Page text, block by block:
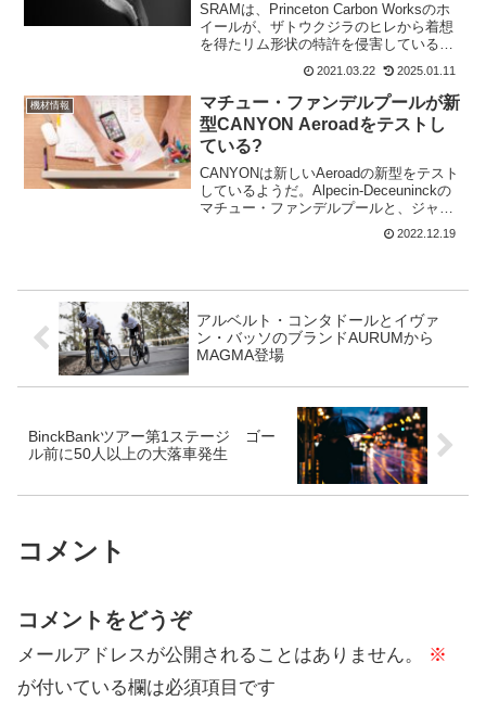
SRAMは、Princeton Carbon Worksのホ
イールが、ザトウクジラのヒレから着想
を得たリム形状の特許を侵害していると
主張している。Princeton Carbon Works
のホイールといえばイネオスがタイムト
ライヤルで使用...
2021.03.22 2025.01.11
機材情報
マチュー・ファンデルプールが新
型CANYON Aeroadをテストし
ている?
CANYONは新しいAeroadの新型をテスト
しているようだ。Alpecin-Deceuninckの
マチュー・ファンデルプールと、ジャン
ニ・フェルメルシュが新型で走っている
を投稿している。新型CANYON Aeroad2
2022.12.19
アルベルト・コンタドールとイヴァ
ン・バッソのブランドAURUMから
MAGMA登場
BinckBankツアー第1ステージ ゴー
ル前に50人以上の大落車発生
コメント
コメントをどうぞ
メールアドレスが公開されることはありません。
※
が付いている欄は必須項目です